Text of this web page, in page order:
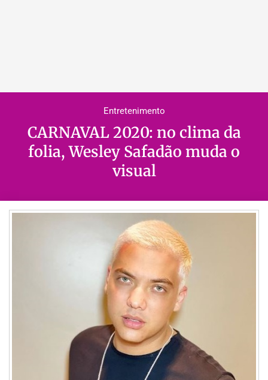
Entretenimento
CARNAVAL 2020: no clima da
folia, Wesley Safadão muda o
visual